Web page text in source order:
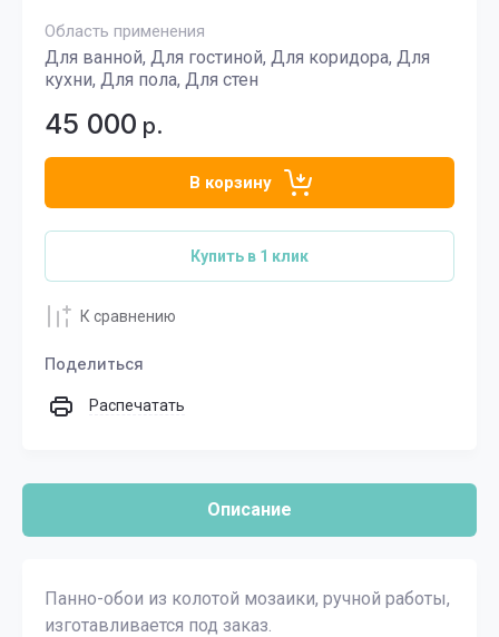
Область применения
Для ванной, Для гостиной, Для коридора, Для
кухни, Для пола, Для стен
45 000 р.
В корзину
Купить в 1 клик
К сравнению
Поделиться
Распечатать
Описание
Панно-обои из колотой мозаики, ручной работы,
изготавливается под заказ.